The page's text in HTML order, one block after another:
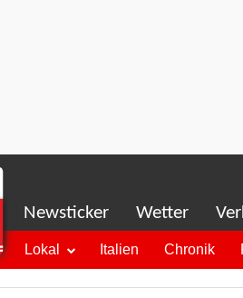
Newsticker Wetter
Lokal Italien Chronik